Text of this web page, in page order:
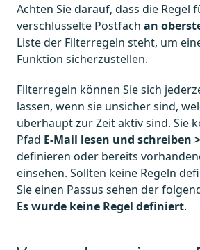
Achten Sie darauf, dass die Regel
verschlüsselte Postfach an
Liste der Filterregeln steht, um
Funktion sicherzustellen.
Filterregeln können Sie sich
lassen, wenn sie unsicher sind,
überhaupt zur Zeit aktiv sind. Sie
Pfad E-Mail lesen und schreiben
definieren oder bereits
einsehen. Sollten keine Regeln
Sie einen Passus sehen der
Es wurde keine Regel definiert.